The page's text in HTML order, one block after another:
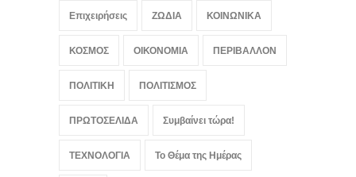
Επιχειρήσεις ΖΩΔΙΑ ΚΟΙΝΩΝΙΚΑ
ΚΟΣΜΟΣ ΟΙΚΟΝΟΜΙΑ ΠΕΡΙΒΑΛΛΟΝ
ΠΟΛΙΤΙΚΗ ΠΟΛΙΤΙΣΜΟΣ
ΠΡΩΤΟΣΕΛΙΔΑ Συμβαίνει τώρα!
ΤΕΧΝΟΛΟΓΙΑ Το Θέμα της Ημέρας